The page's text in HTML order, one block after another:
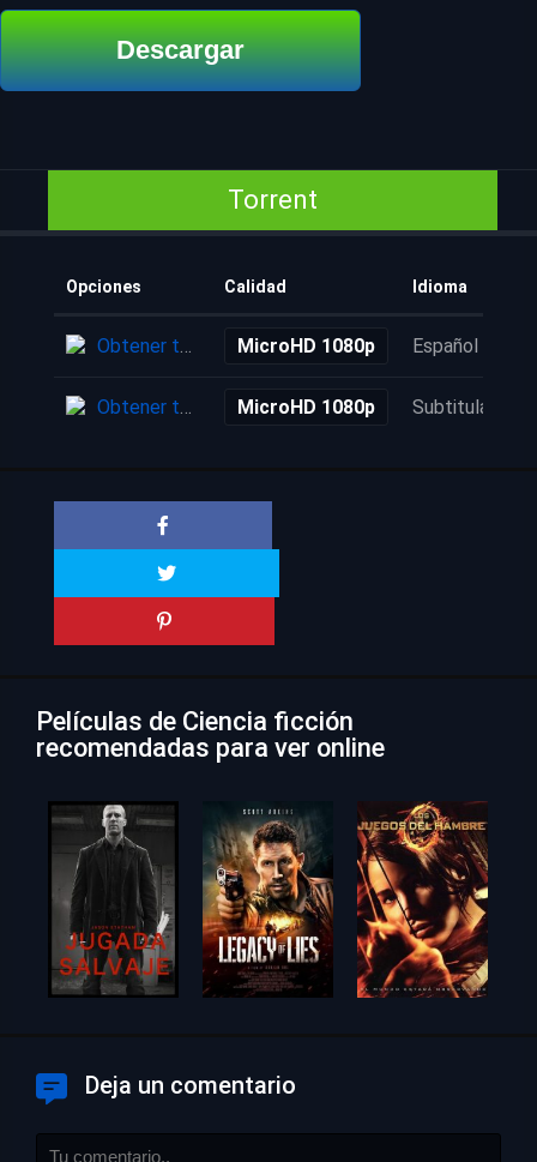
Descargar
Torrent
Opciones Calidad Idioma
Obtener torrent MicroHD 1080p Español
Obtener torrent MicroHD 1080p Subtitulada
Películas de Ciencia ficción
recomendadas para ver online
Deja un comentario